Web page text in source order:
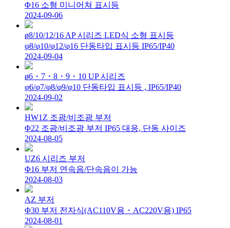
Φ16 소형 미니어쳐 표시등
2024-09-06
ø8/10/12/16 AP 시리즈 LED식 소형 표시등
φ8/φ10/φ12/φ16 단동타입 표시등 IP65/IP40
2024-09-04
ø6・7・8・9・10 UP 시리즈
φ6/φ7/φ8/φ9/φ10 단동타입 표시등 , IP65/IP40
2024-09-02
HW1Z 조광/비조광 부저
Φ22 조광/비조광 부저 IP65 대응, 단동 사이즈
2024-08-05
UZ6 시리즈 부저
Φ16 부저 연속음/단속음이 가능
2024-08-03
AZ 부저
Φ30 부저 전자식(AC110V용・AC220V용) IP65
2024-08-01